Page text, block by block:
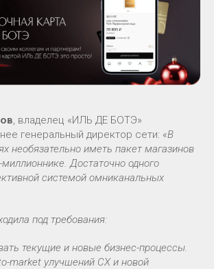
, владелец «ИЛЬ ДЕ БОТЭ»
генеральный директор сети: «В
необязательно иметь пакет магазинов
Достаточно одного
системой омниканальных
под требования:
текущие и новые бизнес-процессы.
market улучшений CX и новой